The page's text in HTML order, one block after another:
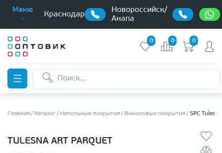
Меню
Краснодар
Новороссийск/
Анапа
0 0 0
Главная Каталог Напольные покрытия Виниловые покрытия SPC Tulesna
TULESNA ART PARQUET